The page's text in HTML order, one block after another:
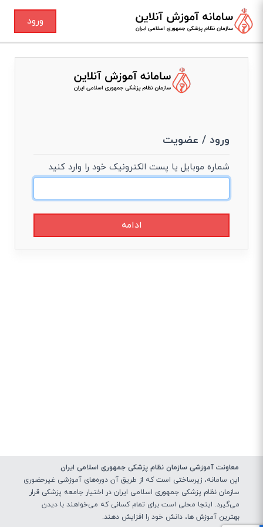
ورود
ورود / عضویت
شماره موبایل یا پست الکترونیک خود را وارد کنید
ادامه
معاونت آموزشی سازمان نظام پزشکی جمهوری اسلامی ایران
این سامانه، زیرساختی‌ است که از طریق آن دوره‌های آموزشی غیرحضوری
سازمان نظام پزشکی جمهوری اسلامی ایران در اختیار جامعه پزشکی قرار
می‌گیرد. اینجا محلی است برای تمام کسانی که می‌خواهند با دیدن
بهترین آموزش ها، دانش خود را افزایش دهند.